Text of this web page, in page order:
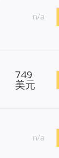
n/a
749
美元
n/a